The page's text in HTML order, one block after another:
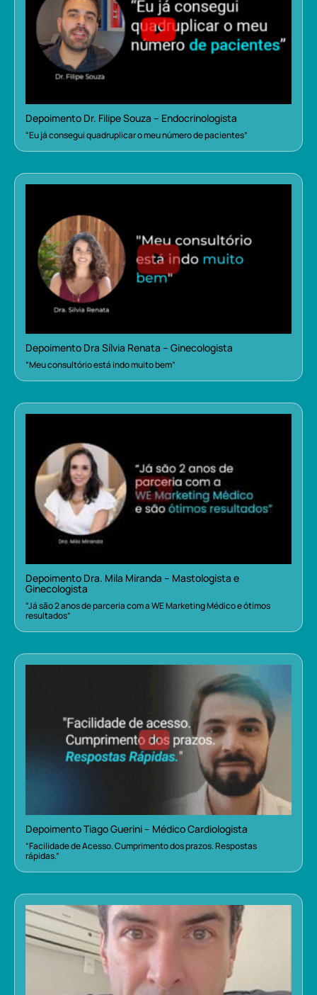
Depoimento Dr. Filipe Souza – Endocrinologista
“Eu já consegui quadruplicar o meu número de pacientes”
Depoimento Dra Sílvia Renata – Ginecologista
“Meu consultório está indo muito bem”
Depoimento Dra. Mila Miranda – Mastologista e
Ginecologista
“Já são 2 anos de parceria com a WE Marketing Médico e ótimos
resultados”
Depoimento Tiago Guerini – Médico Cardiologista
“Facilidade de Acesso. Cumprimento dos prazos. Respostas
rápidas.”